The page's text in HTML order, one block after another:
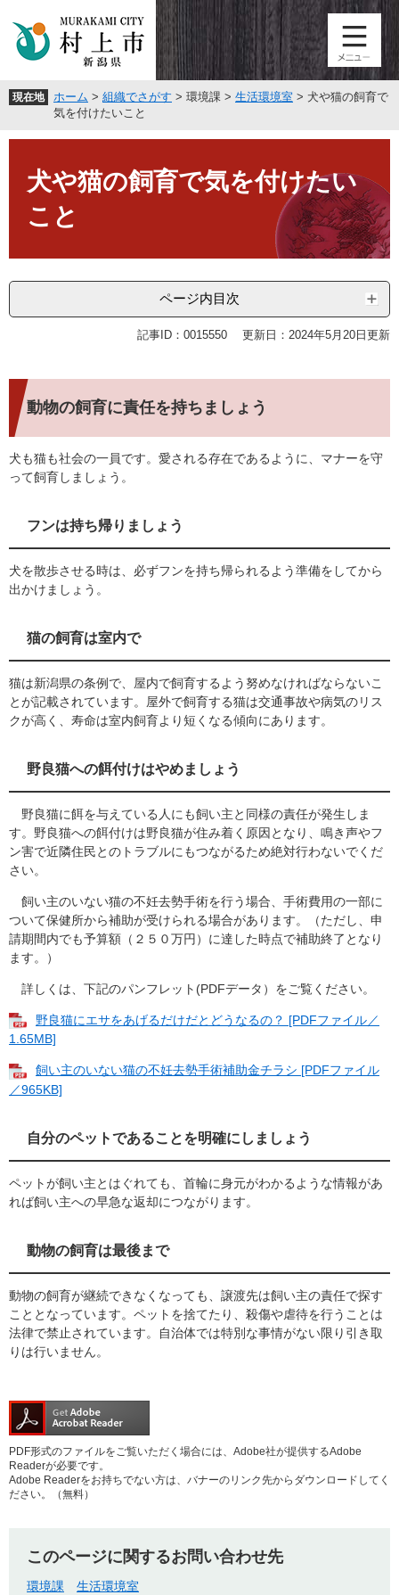
頭
す
飛
し
現在地 ホーム > 組織でさがす > 環境課 > 生活環境室 > 犬や猫の飼育で
気を付けたいこと
犬や猫の飼育で気を付けたい
こと
ページ内目次
記事ID：0015550 更新日：2024年5月20日更新
動物の飼育に責任を持ちましょう
犬も猫も社会の一員です。愛される存在であるように、マナーを守
って飼育しましょう。
フンは持ち帰りましょう
犬を散歩させる時は、必ずフンを持ち帰られるよう準備をしてから
出かけましょう。
猫の飼育は室内で
猫は新潟県の条例で、屋内で飼育するよう努めなければならないこ
とが記載されています。屋外で飼育する猫は交通事故や病気のリス
クが高く、寿命は室内飼育より短くなる傾向にあります。
野良猫への餌付けはやめましょう
野良猫に餌を与えている人にも飼い主と同様の責任が発生しま
す。野良猫への餌付けは野良猫が住み着く原因となり、鳴き声やフ
ン害で近隣住民とのトラブルにもつながるため絶対行わないでくだ
さい。
飼い主のいない猫の不妊去勢手術を行う場合、手術費用の一部に
ついて保健所から補助が受けられる場合があります。（ただし、申
請期間内でも予算額（２５０万円）に達した時点で補助終了となり
ます。）
詳しくは、下記のパンフレット(PDFデータ）をご覧ください。
野良猫にエサをあげるだけだとどうなるの？ [PDFファイル／
1.65MB]
飼い主のいない猫の不妊去勢手術補助金チラシ [PDFファイル
／965KB]
自分のペットであることを明確にしましょう
ペットが飼い主とはぐれても、首輪に身元がわかるような情報があ
れば飼い主への早急な返却につながります。
動物の飼育は最後まで
動物の飼育が継続できなくなっても、譲渡先は飼い主の責任で探す
こととなっています。ペットを捨てたり、殺傷や虐待を行うことは
法律で禁止されています。自治体では特別な事情がない限り引き取
りは行いません。
PDF形式のファイルをご覧いただく場合には、Adobe社が提供するAdobe
Readerが必要です。
Adobe Readerをお持ちでない方は、バナーのリンク先からダウンロードしてく
ださい。（無料）
このページに関するお問い合わせ先
環境課
生活環境室